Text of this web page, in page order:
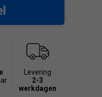
Levering
2-3
werkdagen